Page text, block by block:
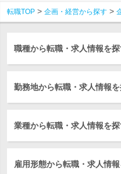
転職TOP 企画・経営から探す
職種から転職・求人情報を
勤務地から転職・求人情報
業種から転職・求人情報を
雇用形態から転職・求人情